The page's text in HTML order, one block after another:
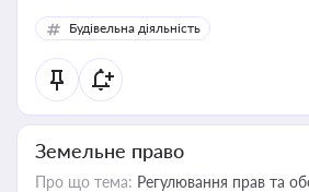
Будівельна діяльність
Земельне право
Про що тема: Регулювання прав та